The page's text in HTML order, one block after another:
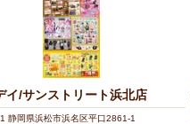
イ/サンストリート浜北店
静岡県浜松市浜名区平口2861-1